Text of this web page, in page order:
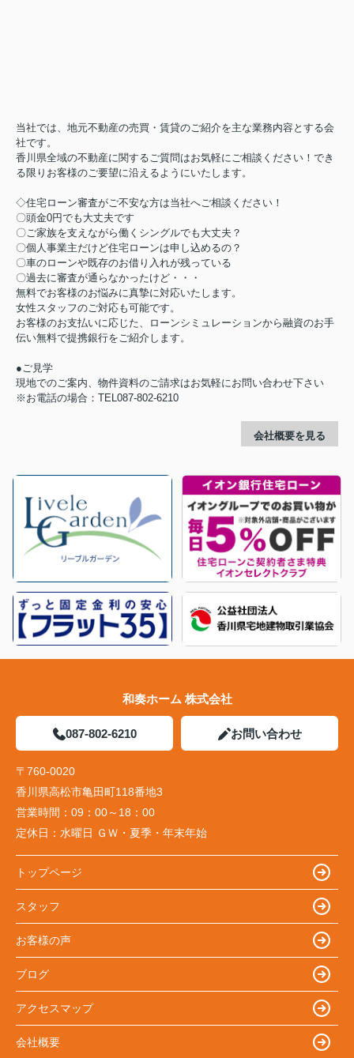
当社では、地元不動産の売買・賃貸のご紹介を主な業務内容とする会
社です。
香川県全域の不動産に関するご質問はお気軽にご相談ください！でき
る限りお客様のご要望に沿えるようにいたします。
◇住宅ローン審査がご不安な方は当社へご相談ください！
〇頭金0円でも大丈夫です
〇ご家族を支えながら働くシングルでも大丈夫？
〇個人事業主だけど住宅ローンは申し込めるの？
〇車のローンや既存のお借り入れが残っている
〇過去に審査が通らなかったけど・・・
無料でお客様のお悩みに真摯に対応いたします。
女性スタッフのご対応も可能です。
お客様のお支払いに応じた、ローンシミュレーションから融資のお手
伝い無料で提携銀行をご紹介します。
●ご見学
現地でのご案内、物件資料のご請求はお気軽にお問い合わせ下さい
※お電話の場合：TEL087-802-6210
会社概要を見る
和奏ホーム 株式会社
087-802-6210 お問い合わせ
〒760-0020
香川県高松市亀田町118番地3
営業時間： 09：00～18：00
定休日： 水曜日 ＧＷ・夏季・年末年始
トップページ
スタッフ
お客様の声
ブログ
アクセスマップ
会社概要